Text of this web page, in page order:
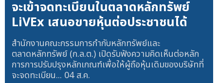
จะเข้าจดทะเบียนในตลาดหลักทรัพย์
LiVEx เสนอขายหุ้นต่อประชาชนได้
สำนักงานคณะกรรมการกำกับหลักทรัพย์และ
ตลาดหลักทรัพย์ (ก.ล.ต.) เปิดรับฟังความคิดเห็นต่อหลัก
การการปรับปรุงหลักเกณฑ์เพื่อให้ผู้ถือหุ้นเดิมของบริษัทที่
จะจดทะเบียน... 04 ส.ค.